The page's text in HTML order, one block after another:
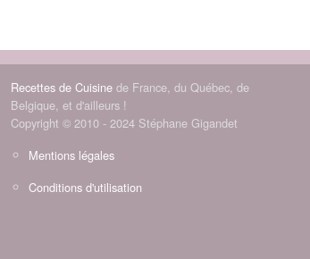
Recettes de Cuisine de France, du Québec, de
Belgique, et d'ailleurs !
Copyright © 2010 - 2024 Stéphane Gigandet
Mentions légales
Conditions d'utilisation